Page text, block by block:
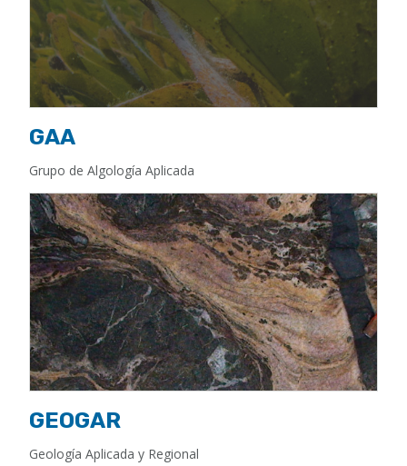
GAA
Grupo de Algología Aplicada
GEOGAR
Geología Aplicada y Regional